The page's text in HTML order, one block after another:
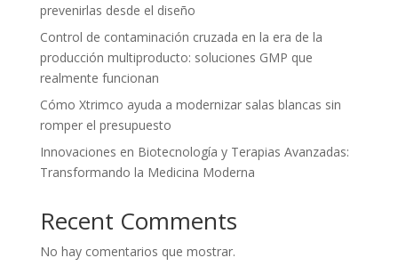
prevenirlas desde el diseño
Control de contaminación cruzada en la era de la
producción multiproducto: soluciones GMP que
realmente funcionan
Cómo Xtrimco ayuda a modernizar salas blancas sin
romper el presupuesto
Innovaciones en Biotecnología y Terapias Avanzadas:
Transformando la Medicina Moderna
Recent Comments
No hay comentarios que mostrar.